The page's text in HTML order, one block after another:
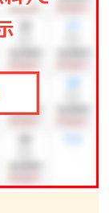
りません。